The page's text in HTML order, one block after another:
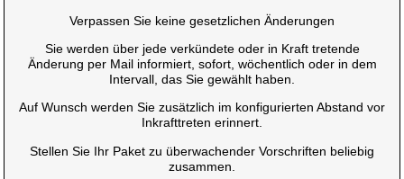
Verpassen Sie keine gesetzlichen Änderungen
Sie werden über jede verkündete oder in Kraft tretende
Änderung per Mail informiert, sofort, wöchentlich oder in dem
Intervall, das Sie gewählt haben.
Auf Wunsch werden Sie zusätzlich im konfigurierten Abstand vor
Inkrafttreten erinnert.
Stellen Sie Ihr Paket zu überwachender Vorschriften beliebig
zusammen.